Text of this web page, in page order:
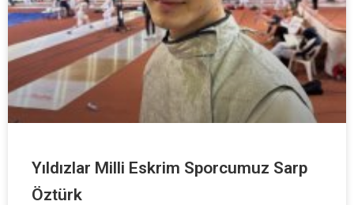
Yıldızlar Milli Eskrim Sporcumuz Sarp
Öztürk